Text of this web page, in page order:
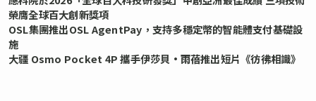
榮膺全球百大創新獎項
OSL集團推出OSL AgentPay，支持多穩定幣的智能體支付基礎設
施
大疆 Osmo Pocket 4P 攜手伊莎貝•雨蓓推出短片《彷彿相識》